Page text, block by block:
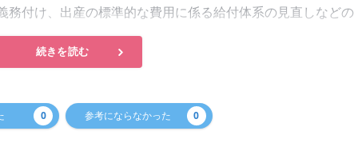
務付け、出産の標準的な費用に係る給付体系の見直しなどの
続きを読む
0 参考にならなかった 0